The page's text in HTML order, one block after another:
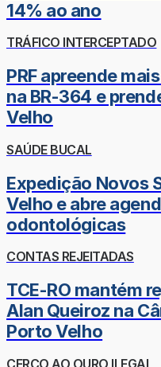
14% ao ano
TRÁFICO INTERCEPTADO
PRF apreende
na BR-364 e
Velho
SAÚDE BUCAL
Expedição Novos
Velho e abre
odontológicas
CONTAS REJEITADAS
TCE-RO mantém
Alan Queiroz na
Porto Velho
CERCO AO OURO ILEGAL